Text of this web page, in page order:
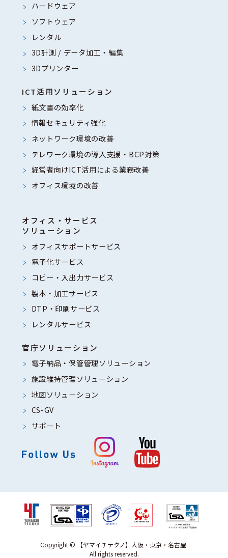
（４）個人情報の第三者提供について
当社は以下の場合を除きお客様のご同
意なく個人情報を第三者に提供するこ
とはありません。
1、法令に基づく場合
2、人の生命、身体又は財産の保
護のために必要がある場合で
あって、本人の同意を得るこ
とが困難であるとき
3、公衆衛生の向上又は児童の健
全な育成の推進のために特に
必要がある場合であって、本
4、国の機関もしくは地方公共団
体又はその委託を受けた者が
法令の定めの事務を遂行する
ことに対して協力する必要が
（５）個人情報の取扱いの委託につい
て
当社では、正当な利用目的の範囲内に
おいて、個人情報を当社の業務委託先
などに委託する場合があります。その
際には、個人情報を適切に取り扱って
いると認められる委託先を選定し、秘
密保持契約において個人情報の適正管
め、適切な管理を実施させます。委託
する個人情報は当該業務の遂行に必要
となる最低限の個人情報のみとし、ま
ハードウェア
ソフトウェア
レンタル
3D計測 / データ加工・編集
3Dプリンター
ICT活用ソリューション
紙文書の効率化
情報セキュリティ強化
ネットワーク環境の改善
テレワーク環境の導入支援・BCP対策
経営者向けICT活用による業務改善
オフィス環境の改善
オフィス・サービス
ソリューション
オフィスサポートサービス
電子化サービス
コピー・入出力サービス
製本・加工サービス
DTP・印刷サービス
レンタルサービス
官庁ソリューション
電子納品・保管管理ソリューション
施設維持管理ソリューション
地図ソリューション
CS-GV
サポート
Copyright © 【ヤマイチテクノ】大阪・東京・名古屋.
All rights reserved.